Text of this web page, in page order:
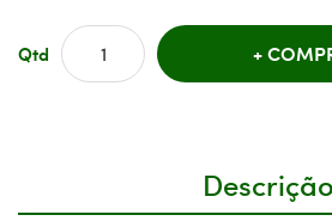
Qtd
Descrição